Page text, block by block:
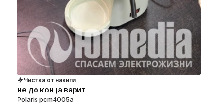
Чистка от накипи
не до конца варит
Polaris pcm4005a